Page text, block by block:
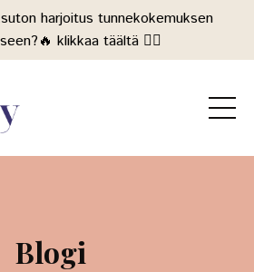
harjoitus tunnekokemuksen
klikkaa täältä 👉🏻
Blogi